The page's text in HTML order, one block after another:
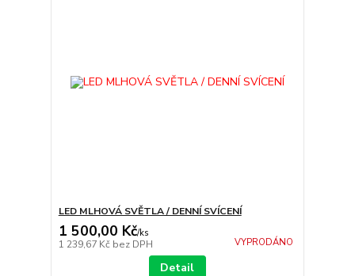
LED MLHOVÁ SVĚTLA / DENNÍ SVÍCENÍ
1 500,00 Kč/ks
1 239,67 Kč bez DPH VYPRODÁNO
Detail